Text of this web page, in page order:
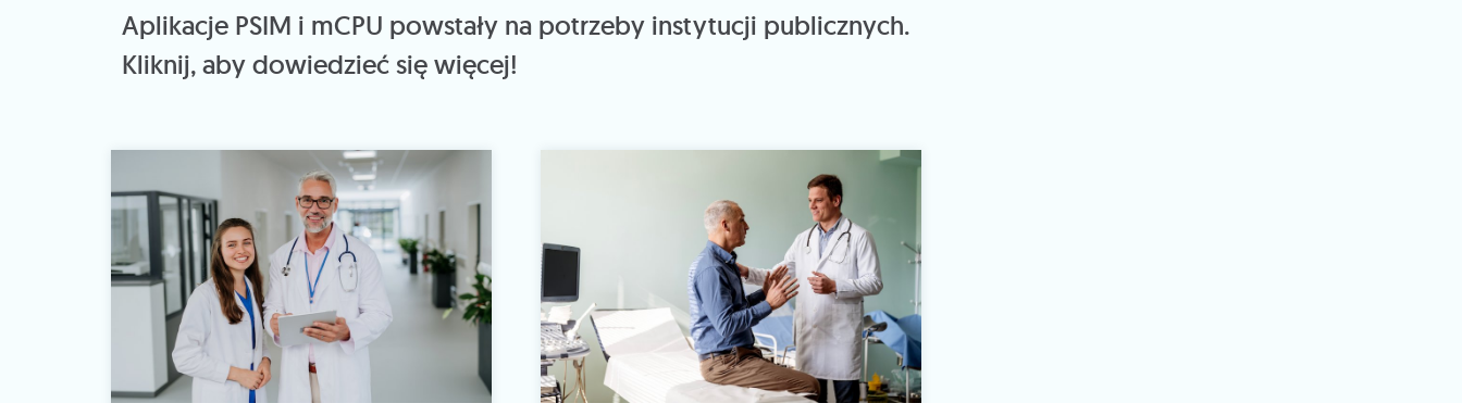
Aplikacje PSIM i mCPU powstały na potrzeby instytucji publicznych.
Kliknij, aby dowiedzieć się więcej!